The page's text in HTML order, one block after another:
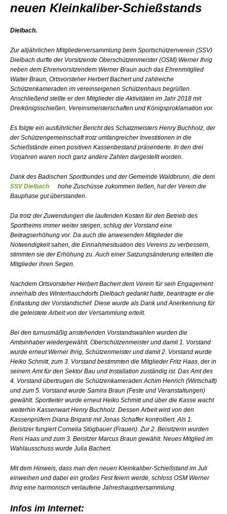
neuen Kleinkaliber-Schießstands
Dielbach.
Zur alljährlichen Mitgliederversammlung beim Sportschützenverein (SSV)
Dielbach durfte der Vorsitzende Oberschützenmeister (OSM) Werner Ihrig
neben dem Ehrenvorsitzendem Werner Braun auch das Ehrenmitglied
Walter Braun, Ortsvorsteher Herbert Bachert und zahlreiche
Schützenkameraden im vereinseigenen Schützenhaus begrüßen.
Anschließend stellte er den Mitglieder die Aktivitäten im Jahr 2018 mit
Dreikönigsschießen, Vereinsmeisterschaften und Königsproklamation vor.
Es folgte ein ausführlicher Bericht des Schatzmeisters Henry Buchholz, der
der Schützengemeinschaft trotz umfangreicher Investitionen in die
Schießstände einen positiven Kassenbestand präsentierte. In den drei
Vorjahren waren noch ganz andere Zahlen dargestellt worden.
Dank des Badischen Sportbundes und der Gemeinde Waldbrunn, die dem
SSV Dielbach
hohe Zuschüsse zukommen ließen, hat der Verein die
Bauphase gut überstanden.
Da trotz der Zuwendungen die laufenden Kosten für den Betrieb des
Sportheims immer weiter steigen, schlug der Vorstand eine
Beitragserhöhung vor. Da auch die anwesenden Mitglieder die
Notwendigkeit sahen, die Einnahmesituation des Vereins zu verbessern,
stimmten sie der Erhöhung zu. Auch einer Satzungsänderung erteilten die
Mitglieder ihren Segen.
Nachdem Ortsvorsteher Herbert Bachert dem Verein für sein Engagement
innerhalb des Winterhauchdorfs Dielbach gedankt hatte, beantragte er die
Entlastung der Vorstandschef. Diese wurde als Dank und Anerkennung für
die geleistete Arbeit von der Versammlung erteilt.
Bei den turnusmäßig anstehenden Vorstandswahlen wurden die
Amtsinhaber wiedergewählt. Oberschützenmeister und damit 1. Vorstand
wurde erneut Werner Ihrig, Schützenmeister und damit 2. Vorstand wurde
Heiko Schmitt, zum 3. Vorstand bestimmten die Mitglieder Fritz Haas, der in
seinem Amt für den Sektor Bau und Installation zuständig ist. Das Amt des
4. Vorstand übertrugen die Schützenkameraden Achim Henrich (Wirtschaft)
und zum 5. Vorstand wurde Samira Braun (Feste und Veranstaltungen)
gewählt. Sportleiter wurde erneut Heiko Schmitt und über die Kasse wacht
weiterhin Kassenwart Henry Buchholz. Dessen Arbeit wird von den
Kassenprüfern Diana Briganti mit Jonas Schaffer kontrolliert. Als 1.
Beisitzer fungiert Cornelia Stögbauer (Frauen). Zur 2. Beisitzerin wurden
Reni Haas und zum 3. Beisitzer Marcus Braun gewählt. Neues Mitglied im
Wahlausschuss wurde Julia Bachert.
Mit dem Hinweis, dass man den neuen Kleinkaliber-Schießstand im Juli
einweihen und dabei ein großes Fest feiern werde, schloss OSM Werner
Ihrig eine harmonisch verlaufene Jahreshauptversammlung.
Infos im Internet: